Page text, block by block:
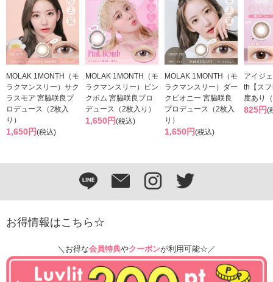
MOLAK 1MONTH（モ
ラクマンスリー）サク
ラスモア 宮脇咲良プ
ロデュース（2枚入
り）
1,650円(税込)
MOLAK 1MONTH（モ
ラクマンスリー）ピン
クボム 宮脇咲良プロ
デュース（2枚入り）
1,650円(税込)
MOLAK 1MONTH（モ
ラクマンスリー）ダー
クピオニー 宮脇咲良
プロデュース（2枚入
り）
1,650円(税込)
アイジ
th【ス
度あり
825円(
お得情報はこちら☆
＼お得な会員特典やクーポンが利用可能☆／